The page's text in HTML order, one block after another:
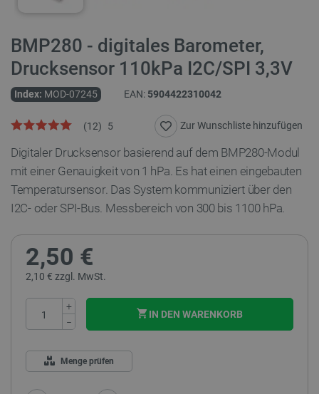
BMP280 - digitales Barometer,
Drucksensor 110kPa I2C/SPI 3,3V
Index: MOD-07245 EAN: 5904422310042
5
(12) Zur Wunschliste hinzufügen
Digitaler Drucksensor basierend auf dem BMP280-Modul
mit einer Genauigkeit von 1 hPa. Es hat einen eingebauten
Temperatursensor. Das System kommuniziert über den
I2C- oder SPI-Bus. Messbereich von 300 bis 1100 hPa.
2,50 €
2,10 € zzgl. MwSt.
+
−
IN DEN WARENKORB
Menge prüfen